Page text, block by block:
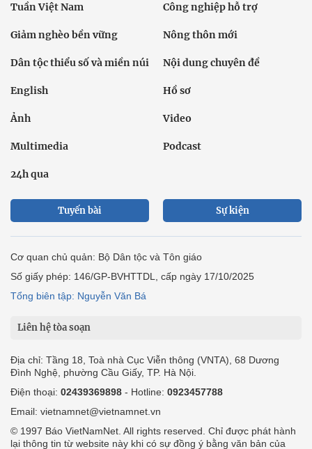
Tuần Việt Nam Công nghiệp hỗ trợ
Giảm nghèo bền vững Nông thôn mới
Dân tộc thiểu số và miền núi Nội dung chuyên đề
English Hồ sơ
Ảnh Video
Multimedia Podcast
24h qua
Tuyến bài Sự kiện
Cơ quan chủ quản: Bộ Dân tộc và Tôn giáo
Số giấy phép: 146/GP-BVHTTDL, cấp ngày 17/10/2025
Tổng biên tập: Nguyễn Văn Bá
Liên hệ tòa soạn
Địa chỉ: Tầng 18, Toà nhà Cục Viễn thông (VNTA), 68 Dương
Đình Nghệ, phường Cầu Giấy, TP. Hà Nội.
Điện thoại: 02439369898 - Hotline: 0923457788
Email: vietnamnet@vietnamnet.vn
© 1997 Báo VietNamNet. All rights reserved. Chỉ được phát hành
lại thông tin từ website này khi có sự đồng ý bằng văn bản của